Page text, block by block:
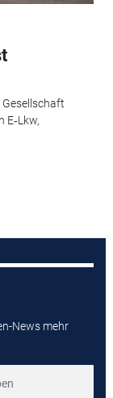
Gesellschaft
E‑Lkw,
News mehr